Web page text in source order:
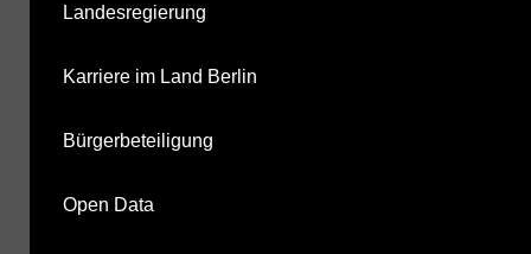
Landesregierung
Karriere im Land Berlin
Bürgerbeteiligung
Open Data